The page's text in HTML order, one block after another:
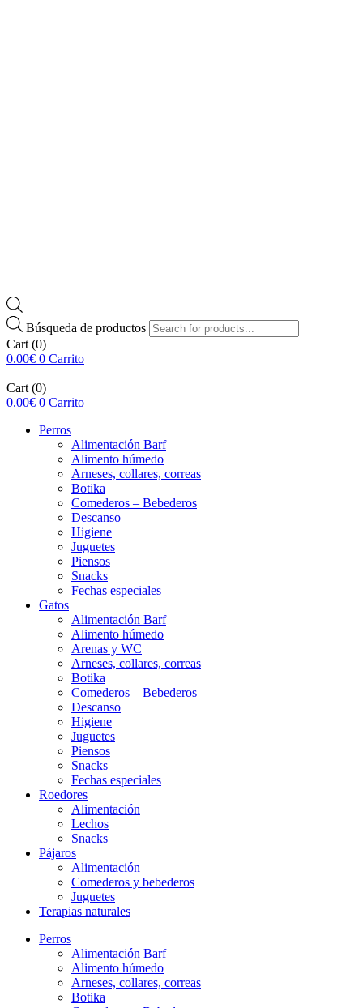
Búsqueda de productos
Cart (0)
0.00€ 0 Carrito
Cart (0)
0.00€ 0 Carrito
Perros
Alimentación Barf
Alimento húmedo
Arneses, collares, correas
Botika
Comederos – Bebederos
Descanso
Higiene
Juguetes
Piensos
Snacks
Fechas especiales
Gatos
Alimentación Barf
Alimento húmedo
Arenas y WC
Arneses, collares, correas
Botika
Comederos – Bebederos
Descanso
Higiene
Juguetes
Piensos
Snacks
Fechas especiales
Roedores
Alimentación
Lechos
Snacks
Pájaros
Alimentación
Comederos y bebederos
Juguetes
Terapias naturales
Perros
Alimentación Barf
Alimento húmedo
Arneses, collares, correas
Botika